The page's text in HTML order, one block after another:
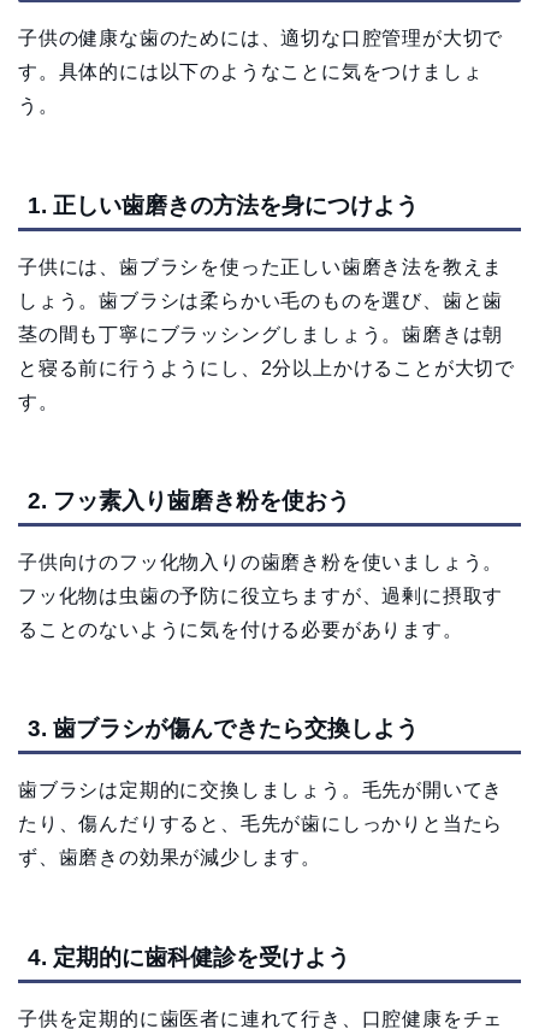
子供の健康な歯のためには、適切な口腔管理が大切で
す。具体的には以下のようなことに気をつけましょ
う。
1. 正しい歯磨きの方法を身につけよう
子供には、歯ブラシを使った正しい歯磨き法を教えま
しょう。歯ブラシは柔らかい毛のものを選び、歯と歯
茎の間も丁寧にブラッシングしましょう。歯磨きは朝
と寝る前に行うようにし、2分以上かけることが大切で
す。
2. フッ素入り歯磨き粉を使おう
子供向けのフッ化物入りの歯磨き粉を使いましょう。
フッ化物は虫歯の予防に役立ちますが、過剰に摂取す
ることのないように気を付ける必要があります。
3. 歯ブラシが傷んできたら交換しよう
歯ブラシは定期的に交換しましょう。毛先が開いてき
たり、傷んだりすると、毛先が歯にしっかりと当たら
ず、歯磨きの効果が減少します。
4. 定期的に歯科健診を受けよう
子供を定期的に歯医者に連れて行き、口腔健康をチェ